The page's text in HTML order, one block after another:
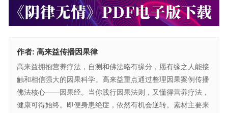
作者: 高来益传播因果律
高来益拥抱营养疗法，自测和佛法略有缘分，愿有缘之人能接
触和相信强大的因果科学。高来益重点通过整理因果案例传播
佛法核心——因果经。当你践行因果法则，又懂得营养疗法，
健康可得始终。即便身患绝症，依然有机会逆转。素材主要来